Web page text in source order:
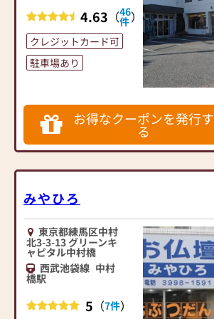
話の場づくり）の形をご
提案しております。ご自
身、ご家族にあった供養
の形について、迷うこと
気軽にご相談ください。
店内にはお仏壇・お仏
具・お位牌・お線香・お
念珠等、豊富にご用意し
ております。1,000種類
らお客様に合ったお仏
します。
≪「カリモク家具」との
協同開発≫
お仏壇のはせがわは、日
本を代表する家具メーカ
4.63 （46
件）
クレジットカード可
駐車場あり
お得なクーポンを発行す
る
みやひろ
東京都練馬区中村
北3-3-13 グリーンキ
ャピタル中村橋
西武池袋線 中村
橋駅
5 （7件）